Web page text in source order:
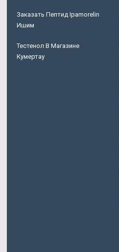
Заказать Пептид Ipamorelin
Ишим
Тестенол В Магазине
Кумертау